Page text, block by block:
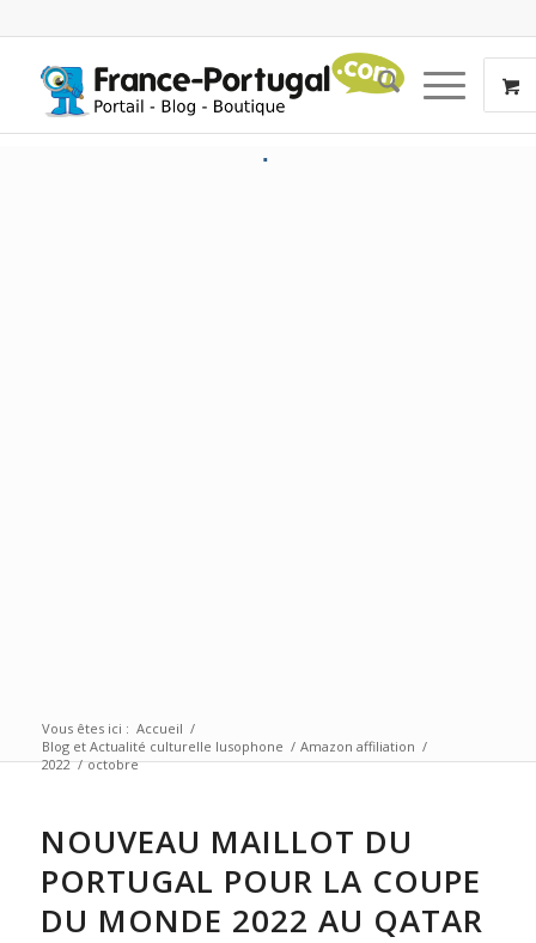
Vous êtes ici : Accueil /
Blog et Actualité culturelle lusophone / Amazon affiliation /
2022 / octobre
NOUVEAU MAILLOT DU
PORTUGAL POUR LA COUPE
DU MONDE 2022 AU QATAR